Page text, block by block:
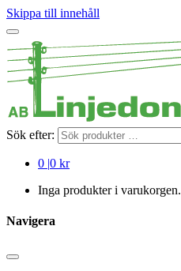
Skippa till innehåll
Sök efter:
0 |0 kr
Inga produkter i varukorgen.
Navigera